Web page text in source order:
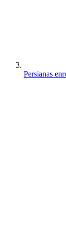
Persianas